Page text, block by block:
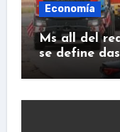
Economía
Ms all del
se define